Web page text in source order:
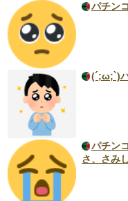
パチン
(´;ω;`)
パチン
さ、さみ